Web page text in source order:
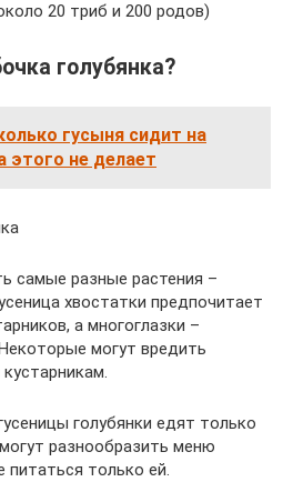
20 триб и 200 родов)
голубянка?
гусыня сидит на
этого не делает
самые разные растения –
хвостатки предпочитает
а многоглазки –
могут вредить
голубянки едят только
разнообразить меню
питаться только ей.